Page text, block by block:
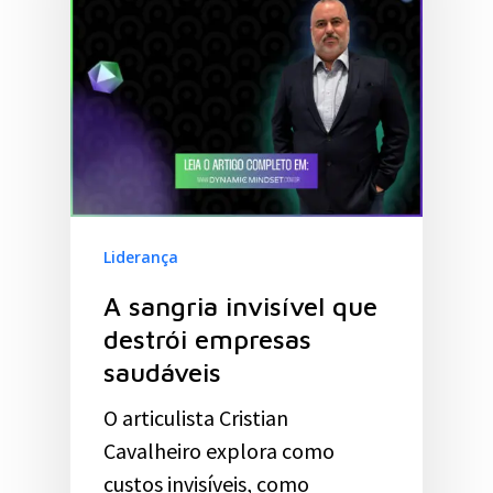
Liderança
A sangria invisível que
destrói empresas
saudáveis
O articulista Cristian
Cavalheiro explora como
custos invisíveis, como